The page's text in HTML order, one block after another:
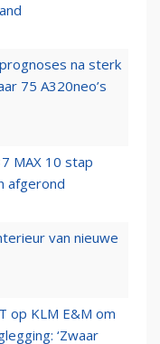
na sterk
75 A320neo’s
MAX 10 stap
afgerond
van nieuwe
op KLM E&M om
‘Zwaar